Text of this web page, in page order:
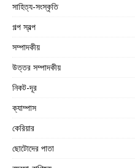
সাহিত্য-সংস্কৃতি
গল্প স্বল্প
সম্পাদকীয়
উত্তর সম্পাদকীয়
নিকট-দূর
ক্যাম্পাস
কেরিয়ার
ছোটোদের পাতা